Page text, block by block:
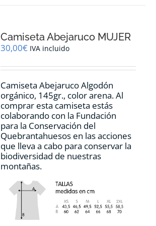
se
pueden
en
página
de
producto
Camiseta Abejaruco MUJER
30,00€ IVA incluido
Camiseta Abejaruco Algodón
orgánico, 145gr., color arena. Al
comprar esta camiseta estás
colaborando con la Fundación
para la Conservación del
Quebrantahuesos en las acciones
que lleva a cabo para conservar la
biodiversidad de nuestras
montañas.